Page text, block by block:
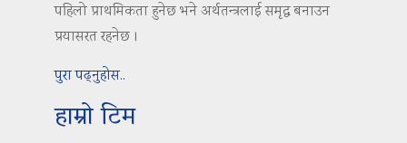
पहिलो प्राथमिकता हुनेछ भने अर्थतन्त्रलाई समृद्ध बनाउन
प्रयासरत रहनेछ ।
पुरा पढ्नुहोस..
हाम्रो टिम